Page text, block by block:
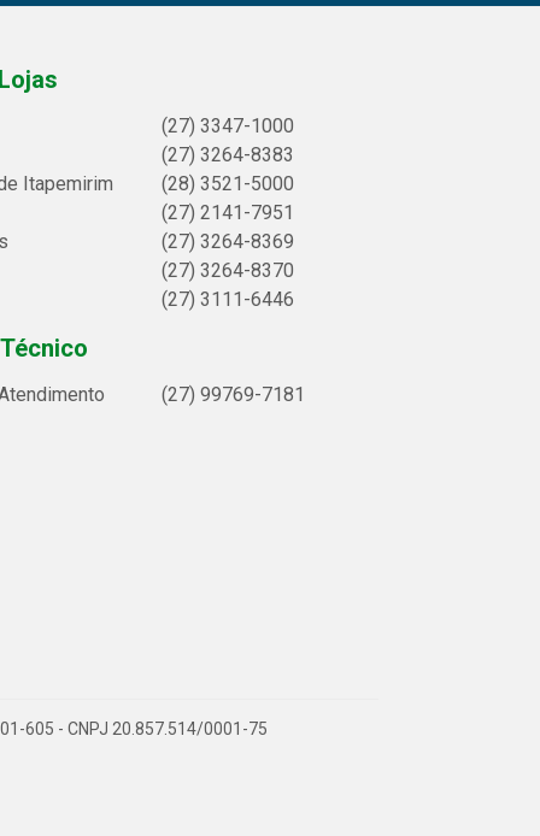
(27) 3347-1000
(27) 3264-8383
Itapemirim
(28) 3521-5000
(27) 2141-7951
(27) 3264-8369
(27) 3264-8370
(27) 3111-6446
(27) 99769-7181
605 - CNPJ 20.857.514/0001-75